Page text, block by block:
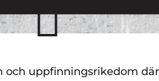
och uppfinningsrikedom